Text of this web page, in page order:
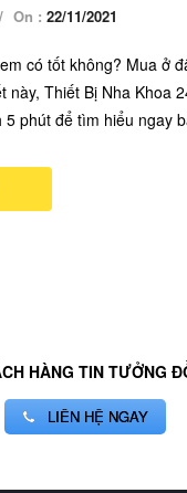
/ On : 22/11/2021
có tốt không? Mua ở
này, Thiết Bị Nha Khoa
5 phút để tìm hiểu ngay
HÀNG TIN TƯỞNG
LIÊN HỆ NGAY